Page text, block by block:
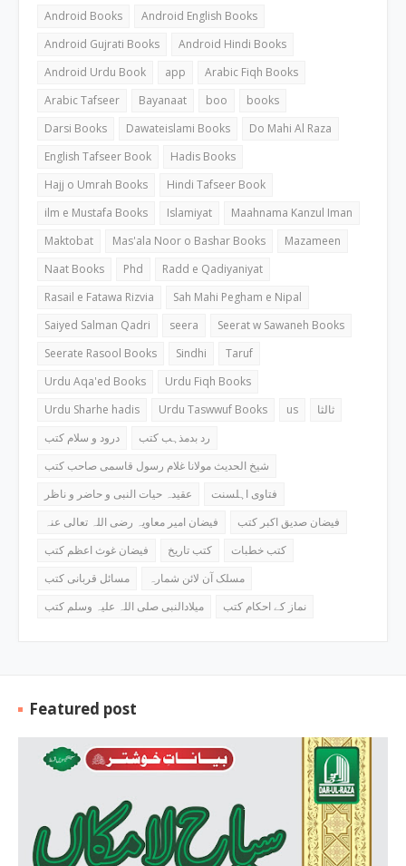
Android Books
Android English Books
Android Gujrati Books
Android Hindi Books
Android Urdu Book
app
Arabic Fiqh Books
Arabic Tafseer
Bayanaat boo
books
Darsi Books
Dawateislami Books
Do Mahi Al Raza
English Tafseer Book
Hadis Books
Hajj o Umrah Books
Hindi Tafseer Book
ilm e Mustafa Books
Islamiyat
Maahnama Kanzul Iman
Maktobat
Mas'ala Noor o Bashar Books
Mazameen
Naat Books
Phd
Radd e Qadiyaniyat
Rasail e Fatawa Rizvia
Sah Mahi Pegham e Nipal
Saiyed Salman Qadri
seera
Seerat w Sawaneh Books
Seerate Rasool Books
Sindhi
Taruf
Urdu Aqa'ed Books
Urdu Fiqh Books
Urdu Sharhe hadis
Urdu Taswwuf Books us
ثالثا
درود و سلام کتب
رد بدمذہب کتب
شیخ الحدیث مولانا غلام رسول قاسمی صاحب کتب
عقیدہ حیات النبی و حاضر و ناظر
فتاوی اہلسنت
فیضان امیر معاویہ رضی اللہ تعالی عنہ
فیضان صدیق اکبر کتب
فیضان غوث اعظم کتب
کتب تاریخ
کتب خطبات
مسائل قربانی کتب
مسلک آن لائن شمارہ
میلادالنبی صلی اللہ علیہ وسلم کتب
نماز کے احکام کتب
Featured post